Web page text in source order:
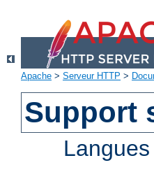
Apache > Serveur HTTP >
Support